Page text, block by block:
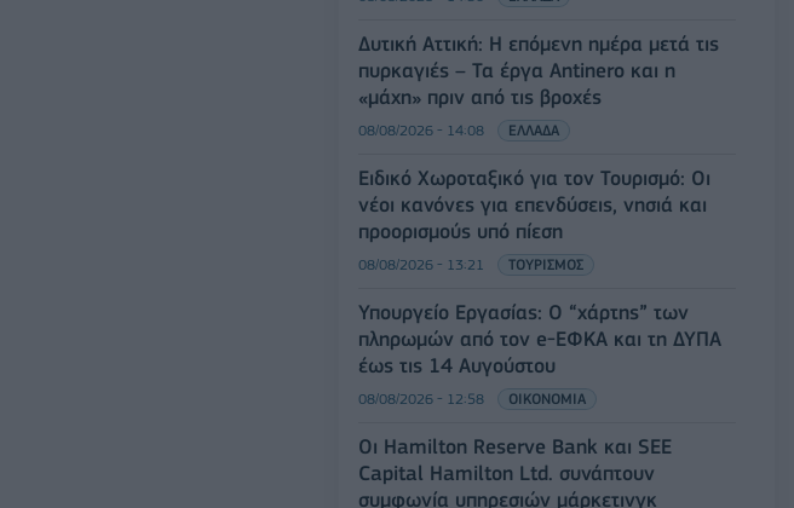
Δυτική Αττική: Η επόμενη ημέρα μετά τις
πυρκαγιές – Τα έργα Antinero και η
«μάχη» πριν από τις βροχές
08/08/2026 - 14:08 ΕΛΛΑΔΑ
Ειδικό Χωροταξικό για τον Τουρισμό: Οι
νέοι κανόνες για επενδύσεις, νησιά και
προορισμούς υπό πίεση
08/08/2026 - 13:21 ΤΟΥΡΙΣΜΟΣ
Υπουργείο Εργασίας: Ο “χάρτης” των
πληρωμών από τον e-ΕΦΚΑ και τη ΔΥΠΑ
έως τις 14 Αυγούστου
08/08/2026 - 12:58 ΟΙΚΟΝΟΜΙΑ
Οι Hamilton Reserve Bank και SEE
Capital Hamilton Ltd. συνάπτουν
συμφωνία υπηρεσιών μάρκετινγκ